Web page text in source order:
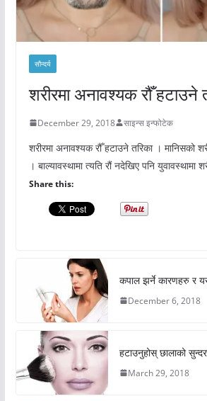
सौन्दर्य
शरीरमा अनावश्यक रौँ हटाउने
December 29, 2018 साइन्स इन्फोटेक
शरीरमा अनावश्यक रौँ हटाउने तरिका । मानिसको
। बाल्यावस्थामा त्यति रौं नदेखिए पनि युवावस्थामा
Share this:
कपाल झर्ने कारणहरु र
December 6, 2018
हटाउनुहोस् छालाको
March 29, 2018